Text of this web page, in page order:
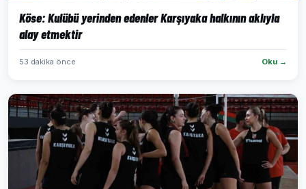
Köse: Kulübü yerinden edenler Karşıyaka halkının aklıyla
alay etmektir
53 dakika önce Oku →